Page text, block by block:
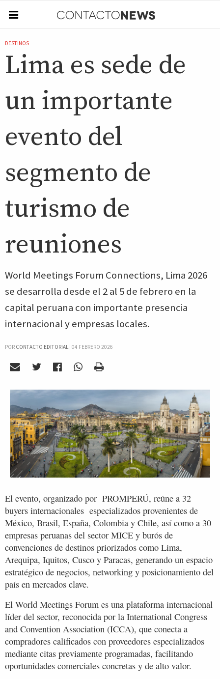
DESTINOS
Lima es sede de
un importante
evento del
segmento de
turismo de
reuniones
World Meetings Forum Connections, Lima 2026
se desarrolla desde el 2 al 5 de febrero en la
capital peruana con importante presencia
internacional y empresas locales.
POR CONTACTO EDITORIAL| 04 FEBRERO 2026
El evento, organizado por PROMPERÚ, reúne a 32
buyers internacionales especializados provenientes de
México, Brasil, España, Colombia y Chile, así como a 30
empresas peruanas del sector MICE y burós de
convenciones de destinos priorizados como Lima,
Arequipa, Iquitos, Cusco y Paracas, generando un espacio
estratégico de negocios, networking y posicionamiento del
país en mercados clave.
El World Meetings Forum es una plataforma internacional
líder del sector, reconocida por la International Congress
and Convention Association (ICCA), que conecta a
compradores calificados con proveedores especializados
mediante citas previamente programadas, facilitando
oportunidades comerciales concretas y de alto valor.